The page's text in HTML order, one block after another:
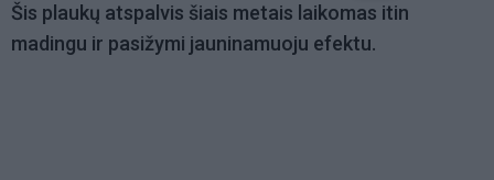
Šis plaukų atspalvis šiais metais laikomas itin
madingu ir pasižymi jauninamuoju efektu.